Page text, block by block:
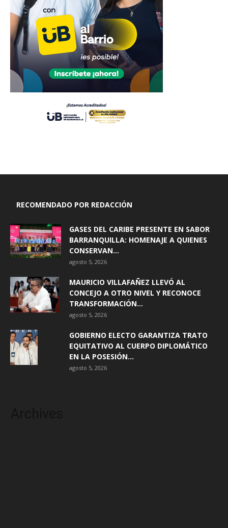
RECOMENDADO POR REDACCIÓN
GASES DEL CARIBE PRESENTE EN SABOR
BARRANQUILLA: HOMENAJE A QUIENES
CONSERVAN...
agosto 5, 2026
MAURICIO VILLAFAÑEZ LLEVÓ AL
CONCEJO A OTRO NIVEL Y RECONOCE
TRANSFORMACIÓN...
agosto 5, 2026
GOBIERNO ELECTO GARANTIZA TRATO
EQUITATIVO AL CUERPO DIPLOMÁTICO
EN LA POSESIÓN...
agosto 5, 2026